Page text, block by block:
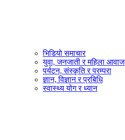
भिडियो समाचार
युवा, जनजाती र महिला आवाज
पर्यटन, संस्कृति र परम्परा
ज्ञान, विज्ञान र प्रबिधि
स्वास्थ्य योग र ध्यान